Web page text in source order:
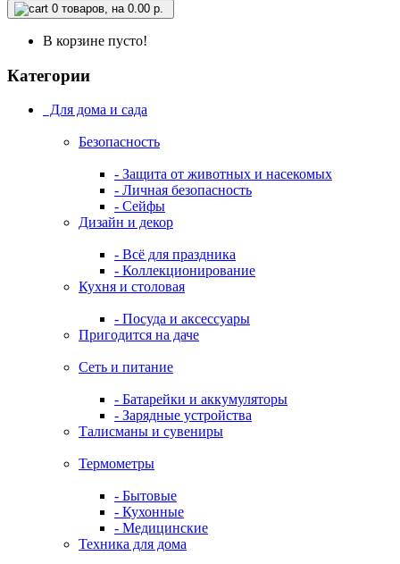
0 товаров, на 0.00 р.
В корзине пусто!
Категории
Для дома и сада
Безопасность
- Защита от животных и насекомых
- Личная безопасность
- Сейфы
Дизайн и декор
- Всё для праздника
- Коллекционирование
Кухня и столовая
- Посуда и аксессуары
Пригодится на даче
Сеть и питание
- Батарейки и аккумуляторы
- Зарядные устройства
Талисманы и сувениры
Термометры
- Бытовые
- Кухонные
- Медицинские
Техника для дома